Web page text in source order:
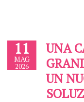
11
MAG
2026
UNA
UN